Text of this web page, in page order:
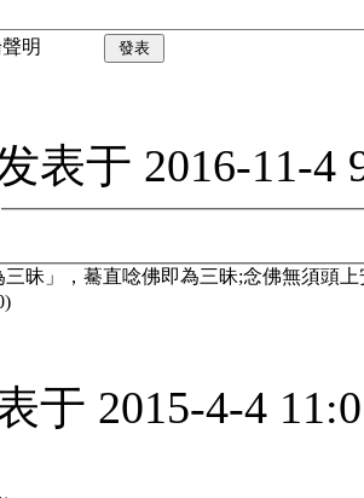
明 發表
表于 2016-11-4
三昧」，驀直唸佛即為三昧;念佛無須頭
于 2015-4-4